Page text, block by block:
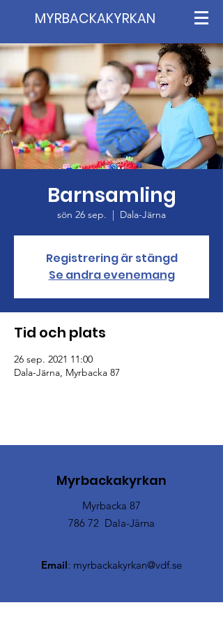
MYRBACKAKYRKAN
Barnsamling
sön 26 sep.
  |
Dala-Järna
Registrering är stängd
Se andra evenemang
Tid och plats
26 sep. 2021 11:00
Dala-Järna, Myrbacka 87
Myrbackakyrkan
Myrbacka 87
786 72 Dala-Järna
Email: myrbackakyrkan@vdf.se